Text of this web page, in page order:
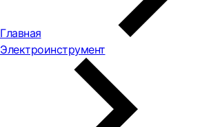
Главная
Электроинструмент